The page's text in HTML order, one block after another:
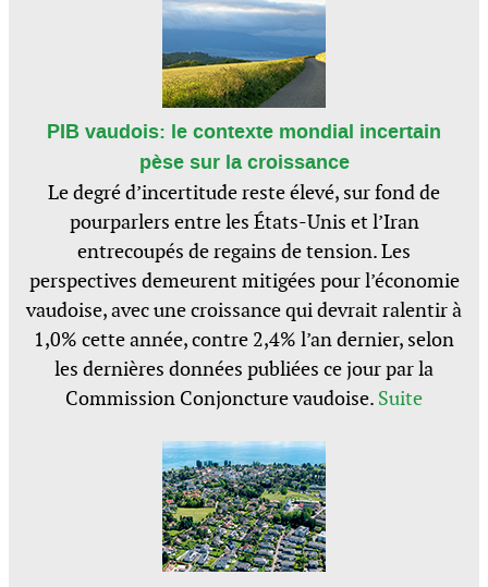
PIB vaudois: le contexte mondial incertain
pèse sur la croissance
Le degré d’incertitude reste élevé, sur fond de
pourparlers entre les États-Unis et l’Iran
entrecoupés de regains de tension. Les
perspectives demeurent mitigées pour l’économie
vaudoise, avec une croissance qui devrait ralentir à
1,0% cette année, contre 2,4% l’an dernier, selon
les dernières données publiées ce jour par la
Commission Conjoncture vaudoise. Suite